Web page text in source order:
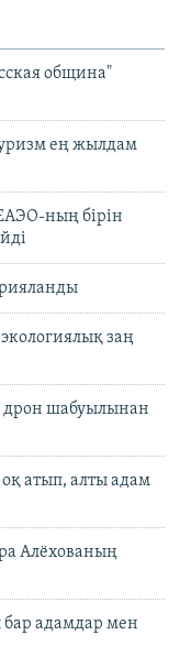
община"
ең жылдам
ның бірін
заң
дрон шабуылынан
атып, алты адам
Алёхованың
бар адамдар мен